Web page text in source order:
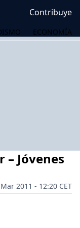
Contribuye
ECONOMÍA
– Jóvenes
2011 - 12:20 CET